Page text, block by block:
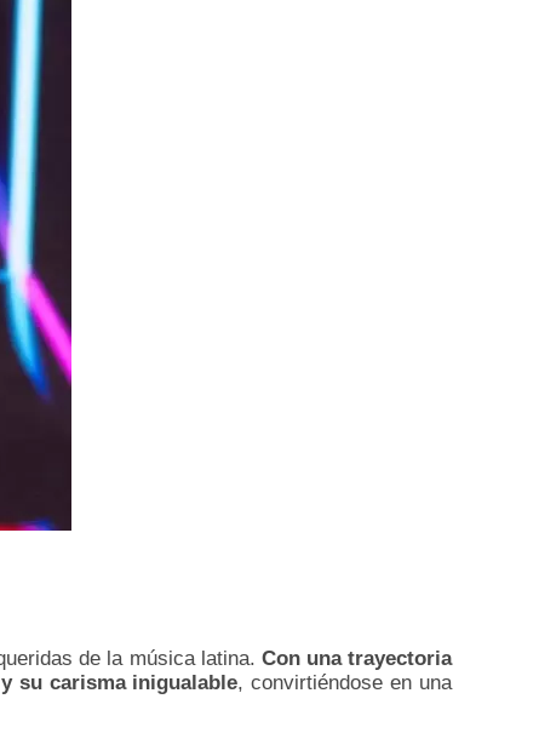
de la música latina. Con una trayectoria
su carisma inigualable, convirtiéndose en una